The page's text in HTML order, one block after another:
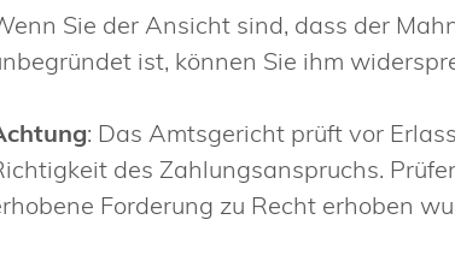
Sie der Ansicht sind, dass der
ist, können Sie ihm
: Das Amtsgericht prüft vor
des Zahlungsanspruchs.
Forderung zu Recht erhoben